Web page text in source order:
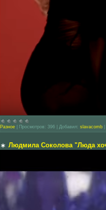
Разное Просмотров: 396 Добавил: slavacomb
Людмила Соколова "Люда